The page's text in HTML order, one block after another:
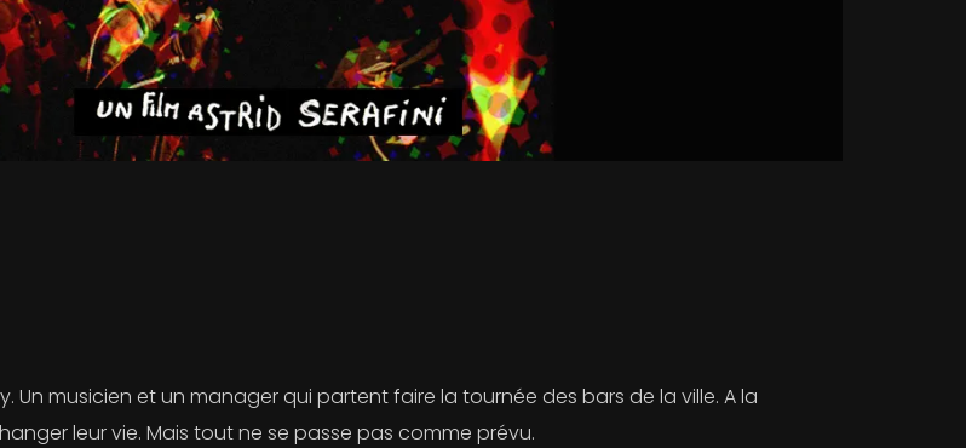
Un musicien et un manager qui partent faire la tournée des bars de la ville. A la
leur vie. Mais tout ne se passe pas comme prévu.